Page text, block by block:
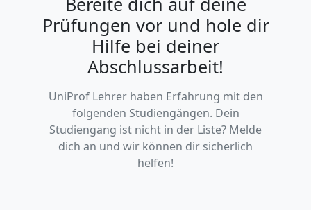
Prüfungen vor und hole dir
Hilfe bei deiner
Abschlussarbeit!
UniProf Lehrer haben Erfahrung mit den
folgenden Studiengängen. Dein
Studiengang ist nicht in der Liste? Melde
dich an und wir können dir sicherlich
helfen!